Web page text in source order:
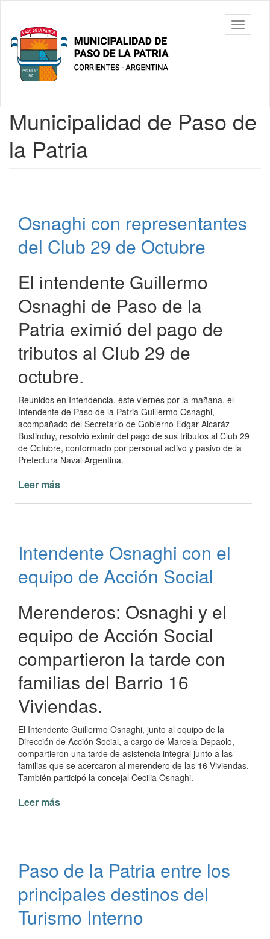
contenido
principal
Municipalidad
de Paso De
La Patria
barra
Contenido
principal
Municipalidad de Paso de
la Patria
Osnaghi con representantes
del Club 29 de Octubre
El intendente Guillermo
Osnaghi de Paso de la
Patria eximió del pago de
tributos al Club 29 de
octubre.
Reunidos en Intendencia, éste viernes por la mañana, el
Intendente de Paso de la Patria Guillermo Osnaghi,
acompañado del Secretario de Gobierno Edgar Alcaráz
Bustinduy, resolvió eximir del pago de sus tributos al Club 29
de Octubre, conformado por personal activo y pasivo de la
Prefectura Naval Argentina.
Leer más
Club
29
de
Intendente Osnaghi con el
equipo de Acción Social
Merenderos: Osnaghi y el
equipo de Acción Social
compartieron la tarde con
familias del Barrio 16
Viviendas.
El Intendente Guillermo Osnaghi, junto al equipo de la
Dirección de Acción Social, a cargo de Marcela Depaolo,
compartieron una tarde de asistencia integral junto a las
familias que se acercaron al merendero de las 16 Viviendas.
También participó la concejal Cecilia Osnaghi.
Leer más
equipo
de
Acción
Social
Paso de la Patria entre los
principales destinos del
Turismo Interno